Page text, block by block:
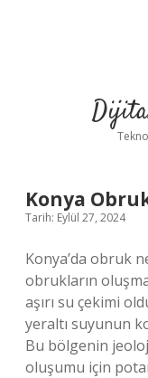
Dijital
Notlar
Günlüğü
Yazılar
Konya
Tarih: Eylül 27, 2024
Konya’da obruk
obrukların
aşırı su çekimi
yeraltı suyunun
Bu bölgenin
oluşumu için